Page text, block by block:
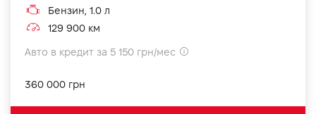
Бензин, 1.0 л
129 900 км
Авто в кредит за 5 150 грн/мес
360 000 грн